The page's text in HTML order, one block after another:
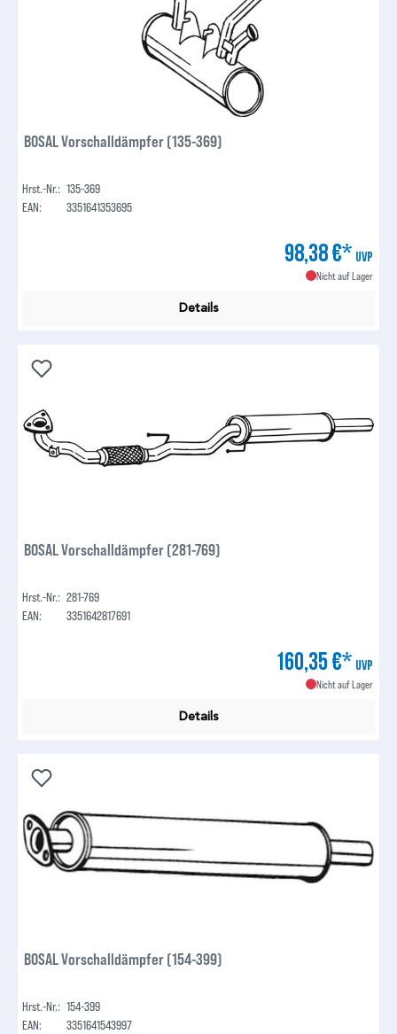
BOSAL Vorschalldämpfer (135-369)
Hrst.-Nr.: 135-369
EAN:
3351641353695
98,38 €* UVP
Nicht auf Lager
Details
BOSAL Vorschalldämpfer (281-769)
Hrst.-Nr.: 281-769
EAN:
3351642817691
160,35 €* UVP
Nicht auf Lager
Details
BOSAL Vorschalldämpfer (154-399)
Hrst.-Nr.: 154-399
EAN:
3351641543997